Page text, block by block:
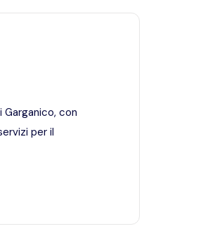
Garganico, con
per il